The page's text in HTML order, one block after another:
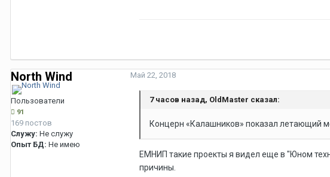
North Wind
Пользователи
91
169 постов
Служу: Не служу
Опыт БД: Не имею
Май 22, 2018
7 часов назад, OldMaster сказал:
Концерн «Калашников» показал летающий
ЕМНИП такие проекты я видел еще в "Юном
причины.